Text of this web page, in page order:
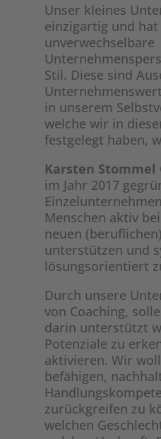
Unser kleines
einzigartig und hat
unverwechselbare
Stil. Diese sind
in unserem
welche wir in
festgelegt haben,
Karsten Stommel
im Jahr 2017
Menschen aktiv
neuen
unterstützen und
lösungsorientiert
Durch unsere
von Coaching,
darin unterstützt
Potenziale zu
aktivieren. Wir
befähigen,
zurückgreifen zu
welchen